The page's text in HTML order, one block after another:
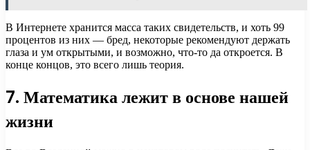
В Интернете хранится масса таких свидетельств, и хоть 99
процентов из них — бред, некоторые рекомендуют держать
глаза и ум открытыми, и возможно, что-то да откроется. В
конце концов, это всего лишь теория.
7. Математика лежит в основе нашей
жизни